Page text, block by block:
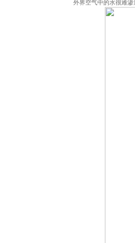
外界空气中的水很难